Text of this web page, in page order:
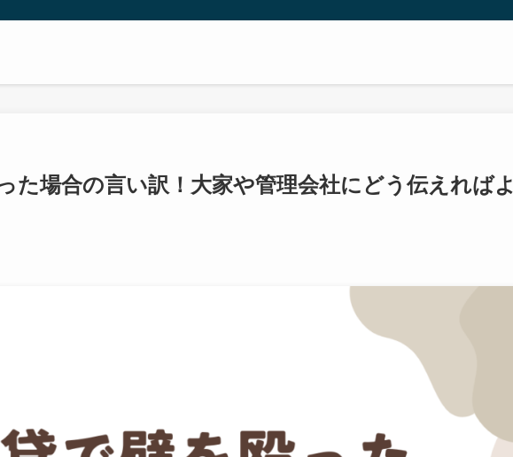
た場合の言い訳！大家や管理会社にどう伝えればよ